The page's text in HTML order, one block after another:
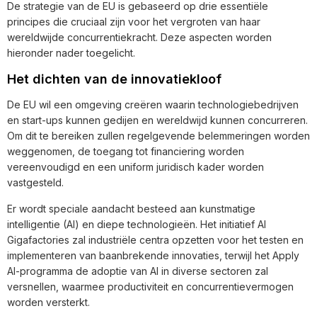
De strategie van de EU is gebaseerd op drie essentiële
principes die cruciaal zijn voor het vergroten van haar
wereldwijde concurrentiekracht. Deze aspecten worden
hieronder nader toegelicht.
Het dichten van de innovatiekloof
De EU wil een omgeving creëren waarin technologiebedrijven
en start-ups kunnen gedijen en wereldwijd kunnen concurreren.
Om dit te bereiken zullen regelgevende belemmeringen worden
weggenomen, de toegang tot financiering worden
vereenvoudigd en een uniform juridisch kader worden
vastgesteld.
Er wordt speciale aandacht besteed aan kunstmatige
intelligentie (AI) en diepe technologieën. Het initiatief AI
Gigafactories zal industriële centra opzetten voor het testen en
implementeren van baanbrekende innovaties, terwijl het Apply
AI-programma de adoptie van AI in diverse sectoren zal
versnellen, waarmee productiviteit en concurrentievermogen
worden versterkt.